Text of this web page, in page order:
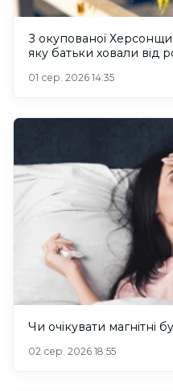
З окупованої
яку батьки ховали від
01 сер. 2026 14:35
Чи очікувати магнітні
02 сер. 2026 18:55